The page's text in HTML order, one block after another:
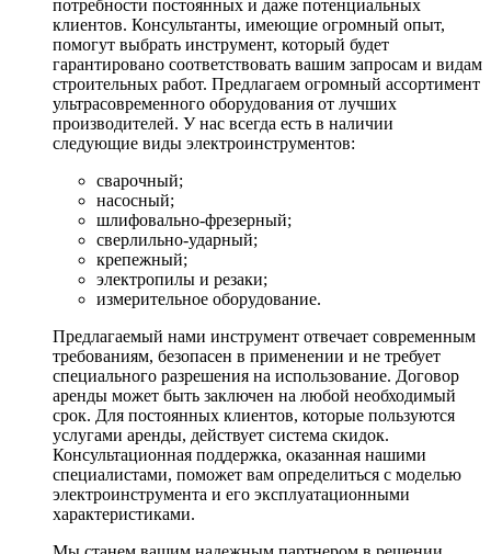
потребности постоянных и даже потенциальных
клиентов. Консультанты, имеющие огромный опыт,
помогут выбрать инструмент, который будет
гарантировано соответствовать вашим запросам и видам
строительных работ. Предлагаем огромный ассортимент
ультрасовременного оборудования от лучших
производителей. У нас всегда есть в наличии
следующие виды электроинструментов:
сварочный;
насосный;
шлифовально-фрезерный;
сверлильно-ударный;
крепежный;
электропилы и резаки;
измерительное оборудование.
Предлагаемый нами инструмент отвечает современным
требованиям, безопасен в применении и не требует
специального разрешения на использование. Договор
аренды может быть заключен на любой необходимый
срок. Для постоянных клиентов, которые пользуются
услугами аренды, действует система скидок.
Консультационная поддержка, оказанная нашими
специалистами, поможет вам определиться с моделью
электроинструмента и его эксплуатационными
характеристиками.